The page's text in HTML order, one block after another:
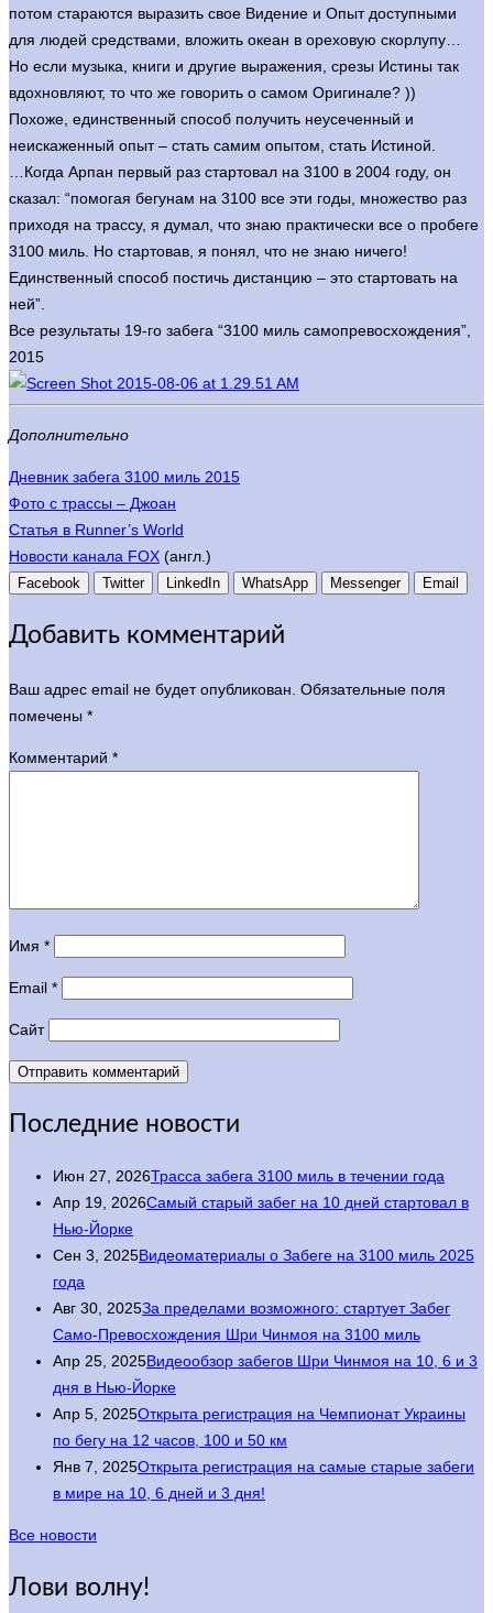
потом стараются выразить свое Видение и Опыт доступными
для людей средствами, вложить океан в ореховую скорлупу…
Но если музыка, книги и другие выражения, срезы Истины так
вдохновляют, то что же говорить о самом Оригинале? ))
Похоже, единственный способ получить неусеченный и
неискаженный опыт – стать самим опытом, стать Истиной.
…Когда Арпан первый раз стартовал на 3100 в 2004 году, он
сказал: “помогая бегунам на 3100 все эти годы, множество раз
приходя на трассу, я думал, что знаю практически все о пробеге
3100 миль. Но стартовав, я понял, что не знаю ничего!
Единственный способ постичь дистанцию – это стартовать на
ней”.
Все результаты 19-го забега “3100 миль самопревосхождения”,
2015
Дополнительно
Дневник забега 3100 миль 2015
Фото с трассы – Джоан
Статья в Runner’s World
Новости канала FOX (англ.)
Facebook Twitter LinkedIn WhatsApp Messenger Email
Добавить комментарий
Ваш адрес email не будет опубликован. Обязательные поля
помечены *
Комментарий *
Имя *
Email *
Сайт
Последние новости
Июн 27, 2026Трасса забега 3100 миль в течении года
Апр 19, 2026Самый старый забег на 10 дней стартовал в
Нью-Йорке
Сен 3, 2025Видеоматериалы о Забеге на 3100 миль 2025
года
Авг 30, 2025За пределами возможного: стартует Забег
Само-Превосхождения Шри Чинмоя на 3100 миль
Апр 25, 2025Видеообзор забегов Шри Чинмоя на 10, 6 и 3
дня в Нью-Йорке
Апр 5, 2025Открыта регистрация на Чемпионат Украины
по бегу на 12 часов, 100 и 50 км
Янв 7, 2025Открыта регистрация на самые старые забеги
в мире на 10, 6 дней и 3 дня!
Все новости
Лови волну!